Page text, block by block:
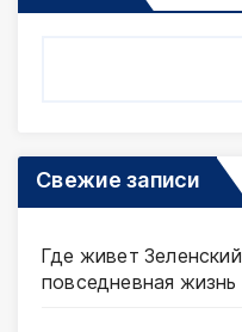
Свежие записи
Где живет
повседневная жизнь